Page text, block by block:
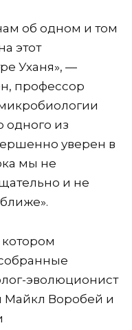
об одном и том
этот
Уханя», —
профессор
одного из
уверен в
мы не
и не
эволюционист
Майкл Воробей и